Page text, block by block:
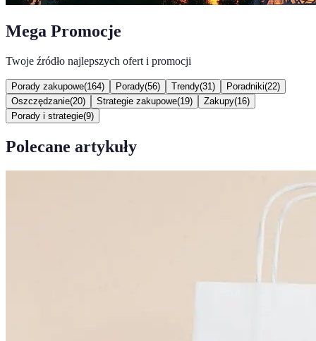
Mega Promocje
Twoje źródło najlepszych ofert i promocji
Porady zakupowe(164) Porady(56) Trendy(31 ) Poradniki(22)
Oszczędzanie(20) Strategie zakupowe(19) Zakupy(16)
Porady i strategie(9)
Polecane artykuły